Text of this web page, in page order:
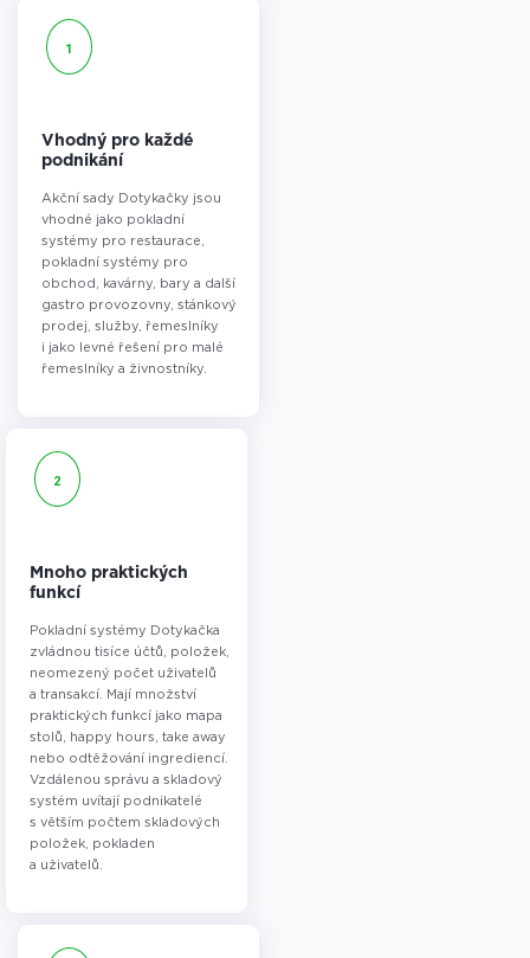
1
Vhodný pro každé
podnikání
Akční sady Dotykačky jsou
vhodné jako pokladní
systémy pro restaurace,
pokladní systémy pro
obchod, kavárny, bary a další
gastro provozovny, stánkový
prodej, služby, řemeslníky
i jako levné řešení pro malé
řemeslníky a živnostníky.
2
Mnoho praktických
funkcí
Pokladní systémy Dotykačka
zvládnou tisíce účtů, položek,
neomezený počet uživatelů
a transakcí. Mají množství
praktických funkcí jako mapa
stolů, happy hours, take away
nebo odtěžování ingrediencí.
Vzdálenou správu a skladový
systém uvítají podnikatelé
s větším počtem skladových
položek, pokladen
a uživatelů.